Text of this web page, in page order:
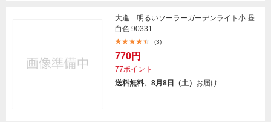
大進 明るいソーラーガーデンライト小 昼
白色 90331
(3)
770円
77ポイント
送料無料、8月8日（土） お届け